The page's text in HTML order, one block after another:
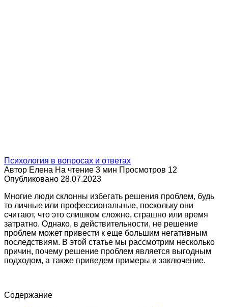
Психология в вопросах и ответах
Автор Елена На чтение 3 мин Просмотров 12
Опубликовано 28.07.2023
Многие люди склонны избегать решения проблем, будь
то личные или профессиональные, поскольку они
считают, что это слишком сложно, страшно или время
затратно. Однако, в действительности, не решение
проблем может привести к еще большим негативным
последствиям. В этой статье мы рассмотрим несколько
причин, почему решение проблем является выгодным
подходом, а также приведем примеры и заключение.
Содержание